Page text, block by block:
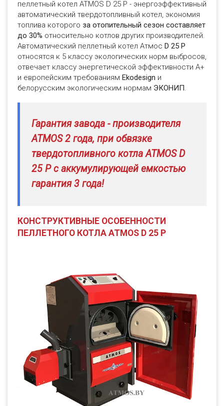
пеллетный котел ATMOS D 25 P - энергоэффективный
автоматический твердотопливный котел, экономия
топлива которого за отопительный сезон составляет
до 30% относительно котлов других производителей.
Автоматический пеллетный котел Атмос D 25 P
относятся к 5 классу экологических норм выбросов,
отвечает классу энергетической эффективности A+
и европейским требованиям Ekodesign и
белорусским экологическим нормам ЭКОНИП.
Гарантия завода - производителя
ATMOS 2 года, при обвязке
твердотопливного котла ATMOS D
25 P с аккумулирующей емкостью
гарантия 3 года!
КОНСТРУКТИВНЫЕ ОСОБЕННОСТИ
ПЕЛЛЕТНОГО КОТЛА ATMOS D 25 P